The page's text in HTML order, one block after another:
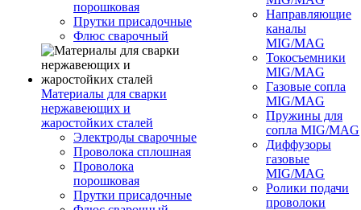
порошковая
Прутки присадочные
Флюс сварочный
Материалы для сварки
нержавеющих и
жаростойких сталей
Электроды сварочные
Проволока сплошная
Проволока
порошковая
Прутки присадочные
Направляющие
каналы
MIG/MAG
Токосъемники
MIG/MAG
Газовые сопла
MIG/MAG
Пружины для
сопла MIG/MAG
Диффузоры
газовые
MIG/MAG
Ролики подачи
проволоки